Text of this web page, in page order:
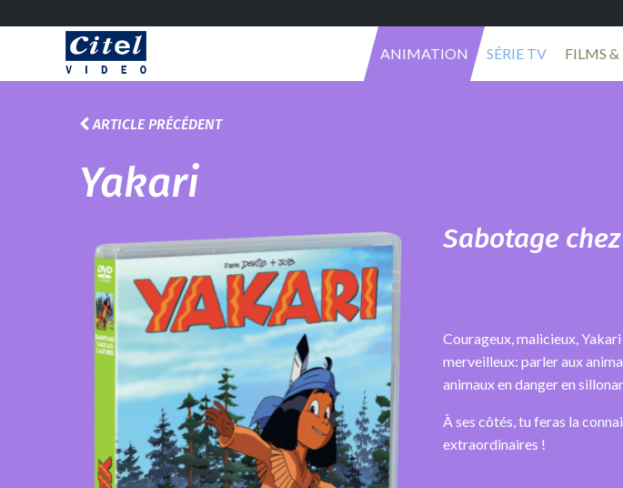
ANIMATION SÉRIE TV FILMS
ARTICLE PRÉCÉDENT
Yakari
Sabotage
Courageux, malicieux,
merveilleux: parler aux
animaux en danger en
À ses côtés, tu feras la
extraordinaires !